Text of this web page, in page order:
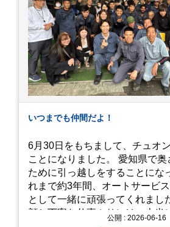
「フォトジェニック」な景色
こを切り取っても絵になる場所ばかり
からの眺望: 敷地が高い位置に
い越しに広がる茂原の景色を一望
での撮影: アジサイの小道を歩
は、とても幻想的で素敵な写真
雨の季節特有の「しっとりと濡
素敵ですし、晴れた日の「キラ
たアジサイ」も最高です。ぜひ
やすい靴で: 山の斜面を利用し
歩き慣れた靴で行くのが安心です。 雨対策:
がりは足元が少し滑りやすくな
す。タオルや雨具を用意してお
開花時期のチェック: その年の気
が少し前後します。出かける前
SNSで見頃を確認しましょう！ おわりに 梅雨の
いつまでも仲間だよ！
6月30日をもちまして、チュオ
ことになりました。 愛知県で
ために引っ越しをすることにな
れまで約3年間、オートサービ
として一緒に頑張ってくれまし
顔と丁寧な仕事ぶりには、本当
公開 : 2026-06-16